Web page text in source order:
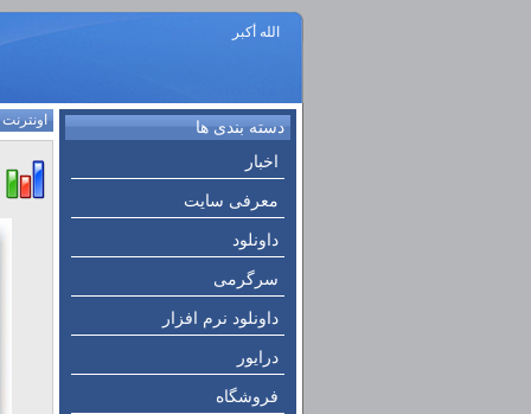
الله أكبر
دسته بندی ها
اخبار
معرفی سایت
داونلود
سرگرمی
داونلود نرم افزار
درایور
فروشگاه
اونترنت